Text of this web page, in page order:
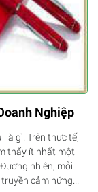
Nghiệp
là gì. Trên thực tế,
thấy ít nhất một
nhiên, mỗi
cảm hứng...